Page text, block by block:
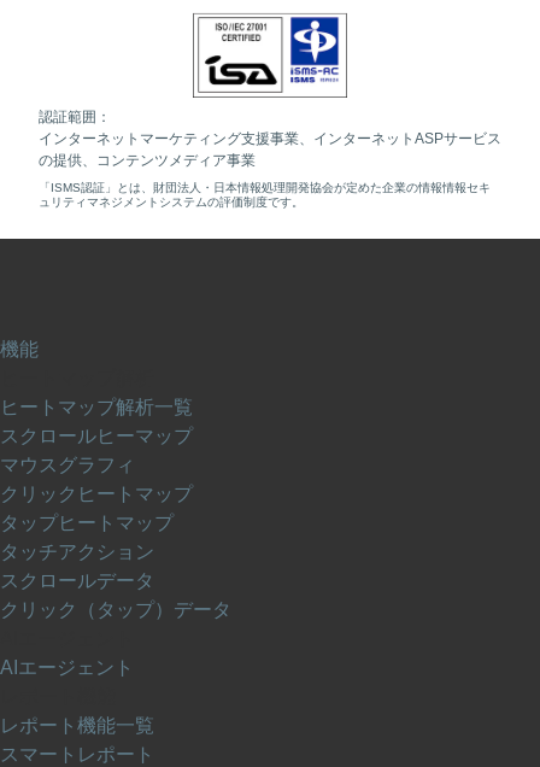
認証範囲：
インターネットマーケティング支援事業、インターネットASPサービス
の提供、コンテンツメディア事業
「ISMS認証」とは、財団法人・日本情報処理開発協会が定めた企業の情報情報セキ
ュリティマネジメントシステムの評価制度です。
機能
ヒートマップ解析一覧
スクロールヒーマップ
マウスグラフィ
クリックヒートマップ
タップヒートマップ
タッチアクション
スクロールデータ
クリック（タップ）データ
AIエージェント
レポート機能一覧
スマートレポート